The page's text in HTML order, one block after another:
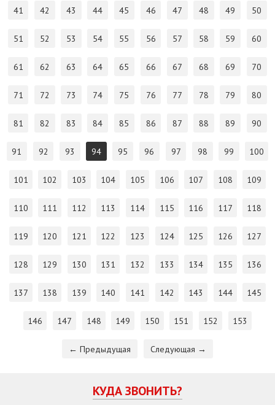
41 42 43 44 45 46 47 48 49 50
51 52 53 54 55 56 57 58 59 60
61 62 63 64 65 66 67 68 69 70
71 72 73 74 75 76 77 78 79 80
81 82 83 84 85 86 87 88 89 90
91 92 93 94 95 96 97 98 99 100
101 102 103 104 105 106 107 108 109
110 111 112 113 114 115 116 117 118
119 120 121 122 123 124 125 126 127
128 129 130 131 132 133 134 135 136
137 138 139 140 141 142 143 144 145
146 147 148 149 150 151 152 153
← Предыдущая Следующая →
КУДА ЗВОНИТЬ?